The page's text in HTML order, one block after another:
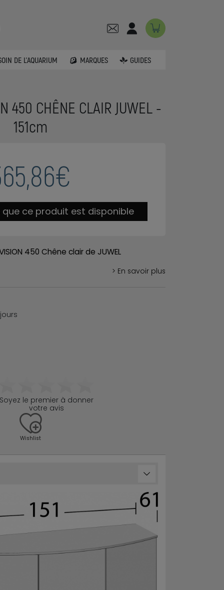
DE L'AQUARIUM MARQUES GUIDES
450 CHÊNE CLAIR JUWEL -
151cm
ce produit est disponible
450 Chêne clair de JUWEL
> En savoir plus
Soyez le premier à donner
votre avis
Wishlist